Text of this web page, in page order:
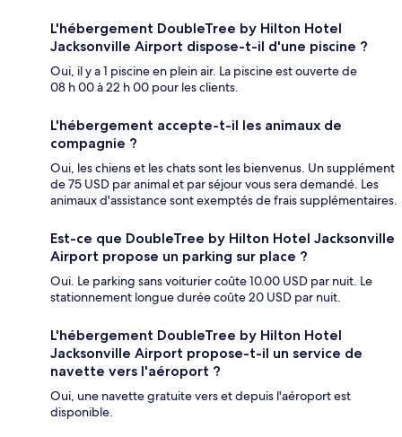
L'hébergement DoubleTree by Hilton Hotel
Jacksonville Airport dispose-t-il d'une piscine ?
Oui, il y a 1 piscine en plein air. La piscine est ouverte de
08 h 00 à 22 h 00 pour les clients.
L'hébergement accepte-t-il les animaux de
compagnie ?
Oui, les chiens et les chats sont les bienvenus. Un supplément
de 75 USD par animal et par séjour vous sera demandé. Les
animaux d'assistance sont exemptés de frais supplémentaires.
Est-ce que DoubleTree by Hilton Hotel Jacksonville
Airport propose un parking sur place ?
Oui. Le parking sans voiturier coûte 10.00 USD par nuit. Le
stationnement longue durée coûte 20 USD par nuit.
L'hébergement DoubleTree by Hilton Hotel
Jacksonville Airport propose-t-il un service de
navette vers l'aéroport ?
Oui, une navette gratuite vers et depuis l'aéroport est
disponible.